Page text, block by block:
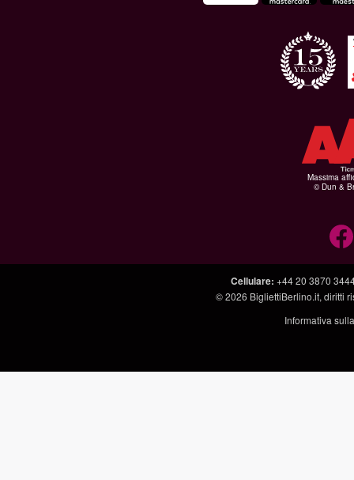
Massima
© Dun &
Cellulare: +44 20 3870
© 2026 BigliettiBerlino.it, diritti
Informativa